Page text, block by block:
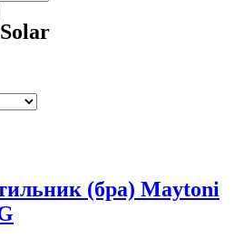
Solar
(бра) Maytoni